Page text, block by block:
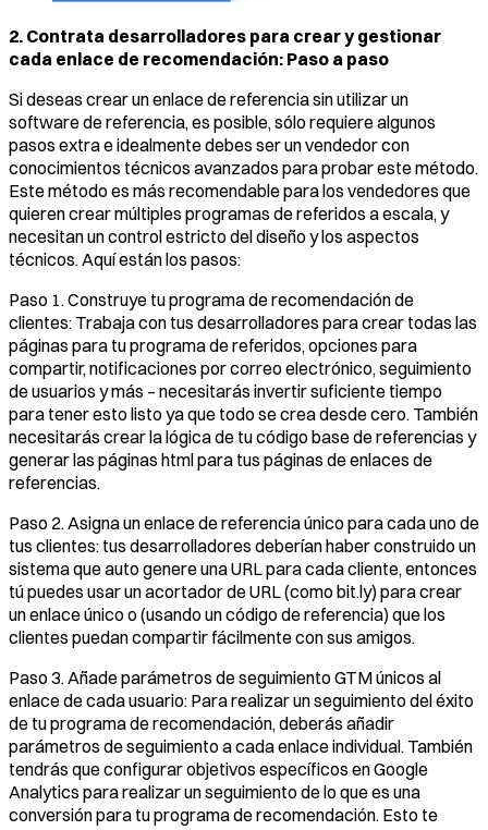
2. Contrata desarrolladores para crear y gestionar
cada enlace de recomendación: Paso a paso
Si deseas crear un enlace de referencia sin utilizar un
software de referencia, es posible, sólo requiere algunos
pasos extra e idealmente debes ser un vendedor con
conocimientos técnicos avanzados para probar este método.
Este método es más recomendable para los vendedores que
quieren crear múltiples programas de referidos a escala, y
necesitan un control estricto del diseño y los aspectos
técnicos. Aquí están los pasos:
Paso 1. Construye tu programa de recomendación de
clientes: Trabaja con tus desarrolladores para crear todas las
páginas para tu programa de referidos, opciones para
compartir, notificaciones por correo electrónico, seguimiento
de usuarios y más – necesitarás invertir suficiente tiempo
para tener esto listo ya que todo se crea desde cero. También
necesitarás crear la lógica de tu código base de referencias y
generar las páginas html para tus páginas de enlaces de
referencias.
Paso 2. Asigna un enlace de referencia único para cada uno de
tus clientes: tus desarrolladores deberían haber construido un
sistema que auto genere una URL para cada cliente, entonces
tú puedes usar un acortador de URL (como bit.ly) para crear
un enlace único o (usando un código de referencia) que los
clientes puedan compartir fácilmente con sus amigos.
Paso 3. Añade parámetros de seguimiento GTM únicos al
enlace de cada usuario: Para realizar un seguimiento del éxito
de tu programa de recomendación, deberás añadir
parámetros de seguimiento a cada enlace individual. También
tendrás que configurar objetivos específicos en Google
Analytics para realizar un seguimiento de lo que es una
conversión para tu programa de recomendación. Esto te